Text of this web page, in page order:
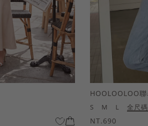
S M L 全尺碼
NT.690